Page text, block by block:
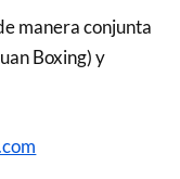
manera conjunta
Boxing) y